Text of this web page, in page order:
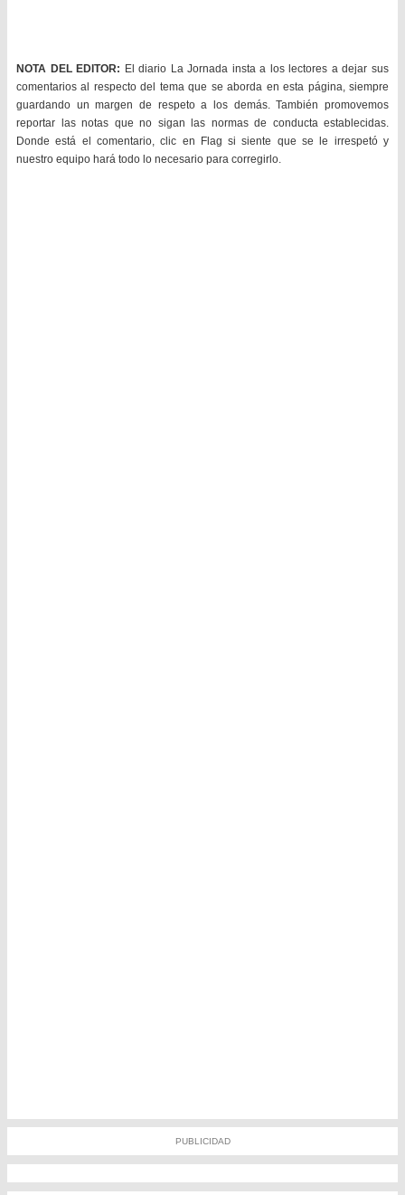
NOTA DEL EDITOR: El diario La Jornada insta a los lectores a dejar sus
comentarios al respecto del tema que se aborda en esta página, siempre
guardando un margen de respeto a los demás. También promovemos
reportar las notas que no sigan las normas de conducta establecidas.
Donde está el comentario, clic en Flag si siente que se le irrespetó y
nuestro equipo hará todo lo necesario para corregirlo.
PUBLICIDAD